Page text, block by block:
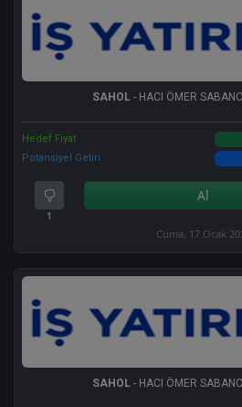
SAHOL- HACI ÖMER
Hedef Fiyat
Potansiyel Getiri
1
Al
Cuma, 17 Ocak
SAHOL- HACI ÖMER